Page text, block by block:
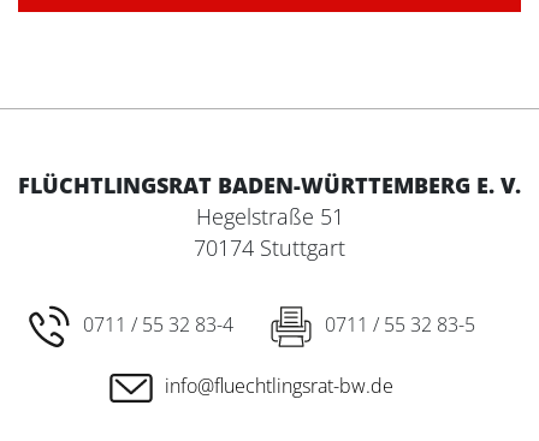
FLÜCHTLINGSRAT BADEN-WÜRTTEMBERG E. V.
Hegelstraße 51
70174 Stuttgart
0711 / 55 32 83-4 0711 / 55 32 83-5
info@fluechtlingsrat-bw.de